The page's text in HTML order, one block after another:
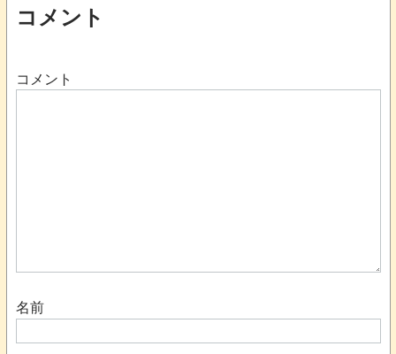
コメント
コメント
名前